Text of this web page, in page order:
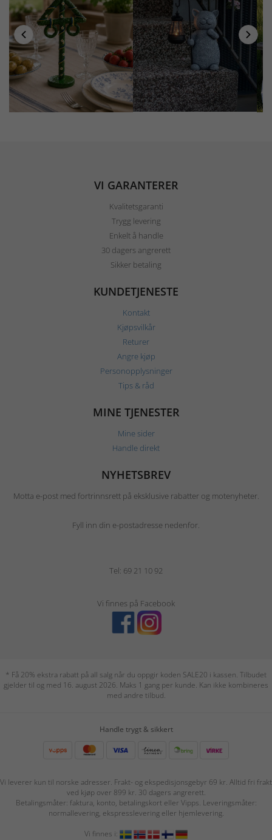
VI GARANTERER
Kvalitetsgaranti
Trygg levering
Enkelt å handle
30 dagers angrerett
Sikker betaling
KUNDETJENESTE
Kontakt
Kjøpsvilkår
Returer
Angre kjøp
Personopplysninger
Tips & råd
MINE TJENESTER
Mine sider
Handle direkt
NYHETSBREV
Motta e-post med fortrinnsrett på eksklusive rabatter og motenyheter.
Fyll inn din e-postadresse nedenfor.
Tel: 69 21 10 92
Vi finnes på Facebook
* Få 20% ekstra rabatt på all salg når du oppgir koden SALE20 i kassen. Tilbudet
gjelder til og med 16. august 2026. Maks 1 gang per kunde. Kan ikke kombineres
med andre tilbud.
Handle trygt & sikkert
Vi leverer kun til norske adresser. Frakt- og ekspedisjonsgebyr 69 kr. Alltid fri frakt
ved kjøp over 899 kr. 30 dagers angrerett.
Betalingsmåter: faktura, konto, betalingskort eller Vipps. Leveringsmåter:
normallevering, ekspresslevering eller hjemlevering.
Vi finnes i: